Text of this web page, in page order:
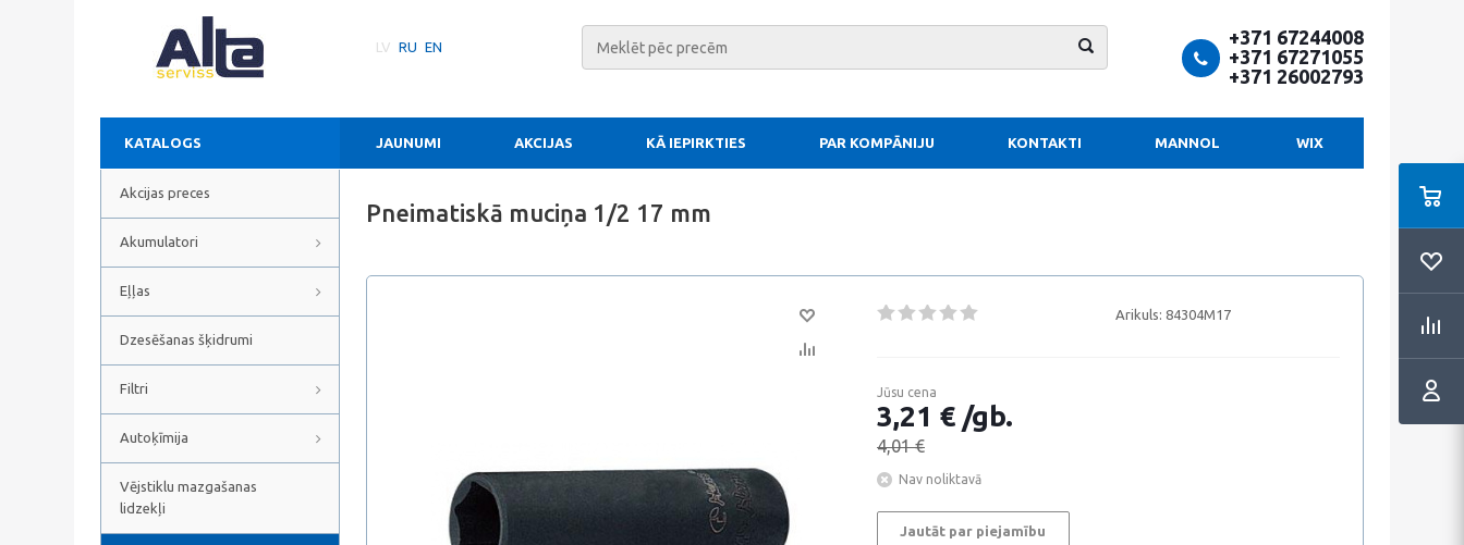
LV RU EN
+371 67244008
+371 67271055
+371 26002793
KATALOGS JAUNUMI AKCIJAS KĀ IEPIRKTIES PAR KOMPĀNIJU KONTAKTI MANNOL WIX
Akcijas preces
Akumulatori
Eļļas
Dzesēšanas šķidrumi
Filtri
Autoķīmija
Vējstiklu mazgašanas
lidzekļi
Pneimatiskā muciņa 1/2 17 mm
Arikuls: 84304M17
Jūsu cena
3,21 € /gb.
4,01 €
Nav noliktavā
Jautāt par piejamību